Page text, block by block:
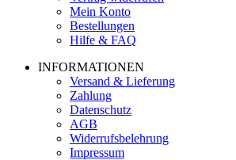
Mein Konto
Bestellungen
Hilfe & FAQ
INFORMATIONEN
Versand & Lieferung
Zahlung
Datenschutz
AGB
Widerrufsbelehrung
Impressum